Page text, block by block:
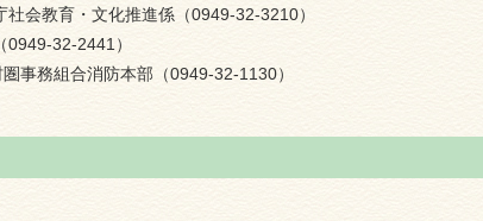
会教育・文化推進係（0949-32-3210）
32-2441）
事務組合消防本部（0949-32-1130）